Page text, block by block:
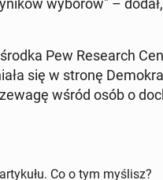
wyborów" –
Pew Re­se­arch
się w stronę
wśród osób o
Co o tym myślisz?